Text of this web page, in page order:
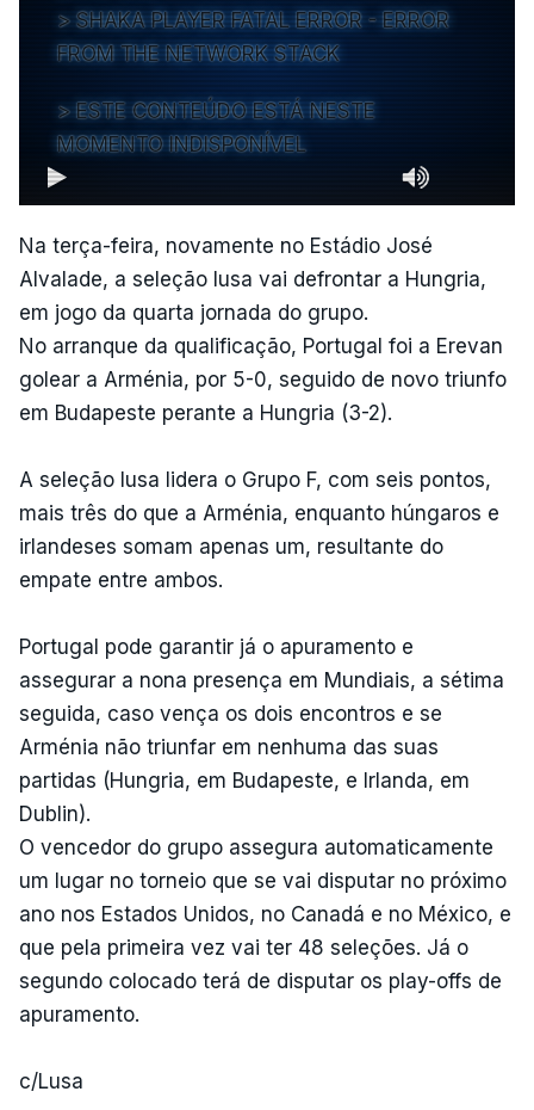
SHAKA PLAYER FATAL ERROR - ERROR
FROM THE NETWORK STACK
ESTE CONTEÚDO ESTÁ NESTE
MOMENTO INDISPONÍVEL
Na terça-feira, novamente no Estádio José
Alvalade, a seleção lusa vai defrontar a Hungria,
em jogo da quarta jornada do grupo.
No arranque da qualificação, Portugal foi a Erevan
golear a Arménia, por 5-0, seguido de novo triunfo
em Budapeste perante a Hungria (3-2).
A seleção lusa lidera o Grupo F, com seis pontos,
mais três do que a Arménia, enquanto húngaros e
irlandeses somam apenas um, resultante do
empate entre ambos.
Portugal pode garantir já o apuramento e
assegurar a nona presença em Mundiais, a sétima
seguida, caso vença os dois encontros e se
Arménia não triunfar em nenhuma das suas
partidas (Hungria, em Budapeste, e Irlanda, em
Dublin).
O vencedor do grupo assegura automaticamente
um lugar no torneio que se vai disputar no próximo
ano nos Estados Unidos, no Canadá e no México, e
que pela primeira vez vai ter 48 seleções. Já o
segundo colocado terá de disputar os play-offs de
apuramento.
c/Lusa